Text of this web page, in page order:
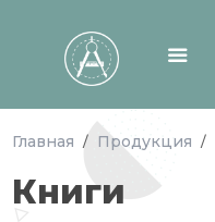
Главная / Продукция /
Книги